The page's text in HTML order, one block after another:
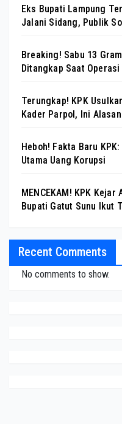
Eks Bupati Lampung
Jalani Sidang, Publik
Breaking! Sabu 13
Ditangkap Saat
Terungkap! KPK
Kader Parpol, Ini
Heboh! Fakta Baru
Utama Uang Korupsi
MENCEKAM! KPK
Bupati Gatut Sunu Ikut
Recent Comments
No comments to show.